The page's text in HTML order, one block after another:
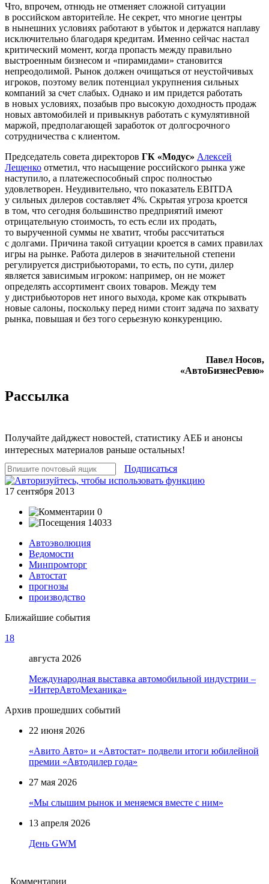
Что, впрочем, отнюдь не отменяет сложной ситуации
в российском авторитейле. Не секрет, что многие центры
в нынешних условиях работают в убыток и держатся наплаву
исключительно благодаря кредитам. Именно сейчас настал
критический момент, когда пропасть между правильно
выстроенным бизнесом и «пирамидами» становится
непреодолимой. Рынок должен очищаться от неустойчивых
игроков, поэтому велик потенциал укрупнения сильных
компаний за счет слабых. Однако и им придется работать
в новых условиях, позабыв про высокую доходность продаж
новых автомобилей и привыкнув работать с кумулятивной
маржой, предполагающей заработок от долгосрочного
сотрудничества с клиентом.
Председатель совета директоров ГК «Модус» Алексей
Лещенко отметил, что насыщение российского рынка уже
наступило, а платежеспособный спрос полностью
удовлетворен. Неудивительно, что показатель EBITDA
у сильных дилеров составляет 4%. Скрытая угроза кроется
в том, что сегодня большинство предприятий имеют
отрицательную стоимость, то есть если их продать,
то вырученной суммы не хватит, чтобы рассчитаться
с долгами. Причина такой ситуации кроется в самих правилах
игры на рынке. Работа дилеров в значительной степени
регулируется дистрибьюторами, то есть, по сути, дилер
является зависимым игроком: например, он не может
определять ассортимент своих товаров. Между тем
у дистрибьюторов нет иного выхода, кроме как открывать
новые салоны, поскольку перед ними стоит задача по захвату
рынка, повышая и без того серьезную конкуренцию.
Павел Носов,
«АвтоБизнесРевю»
Рассылка
Получайте дайджест новостей, статистику АЕБ и анонсы
интересных материалов раньше остальных!
Подписаться
17 сентября 2013
0
14033
Автоэволюция
Ведомости
Минпромторг
Автостат
прогнозы
производство
Ближайшие события
18
августа 2026
Международная выставка автомобильной индустрии –
«ИнтерАвтоМеханика»
Архив прошедших событий
22 июня 2026
«Авито Авто» и «Автостат» подвели итоги юбилейной
премии «Автодилер года»
27 мая 2026
«Мы слышим рынок и меняемся вместе с ним»
13 апреля 2026
День GWM
Комментарии